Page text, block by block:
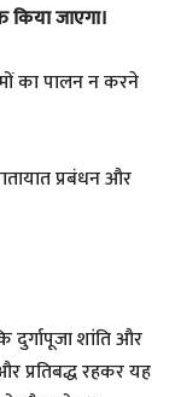
जाएगा।
का पालन न करने
प्रबंधन और
शांति और
प्रतिबद्ध रहकर यह